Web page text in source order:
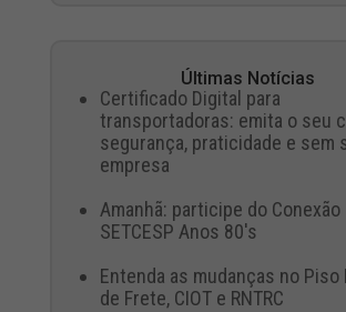
Últimas Notícias
Certificado Digital para
transportadoras: emita o seu
segurança, praticidade e sem
empresa
Amanhã: participe do Conexão
SETCESP Anos 80's
Entenda as mudanças no Piso
de Frete, CIOT e RNTRC